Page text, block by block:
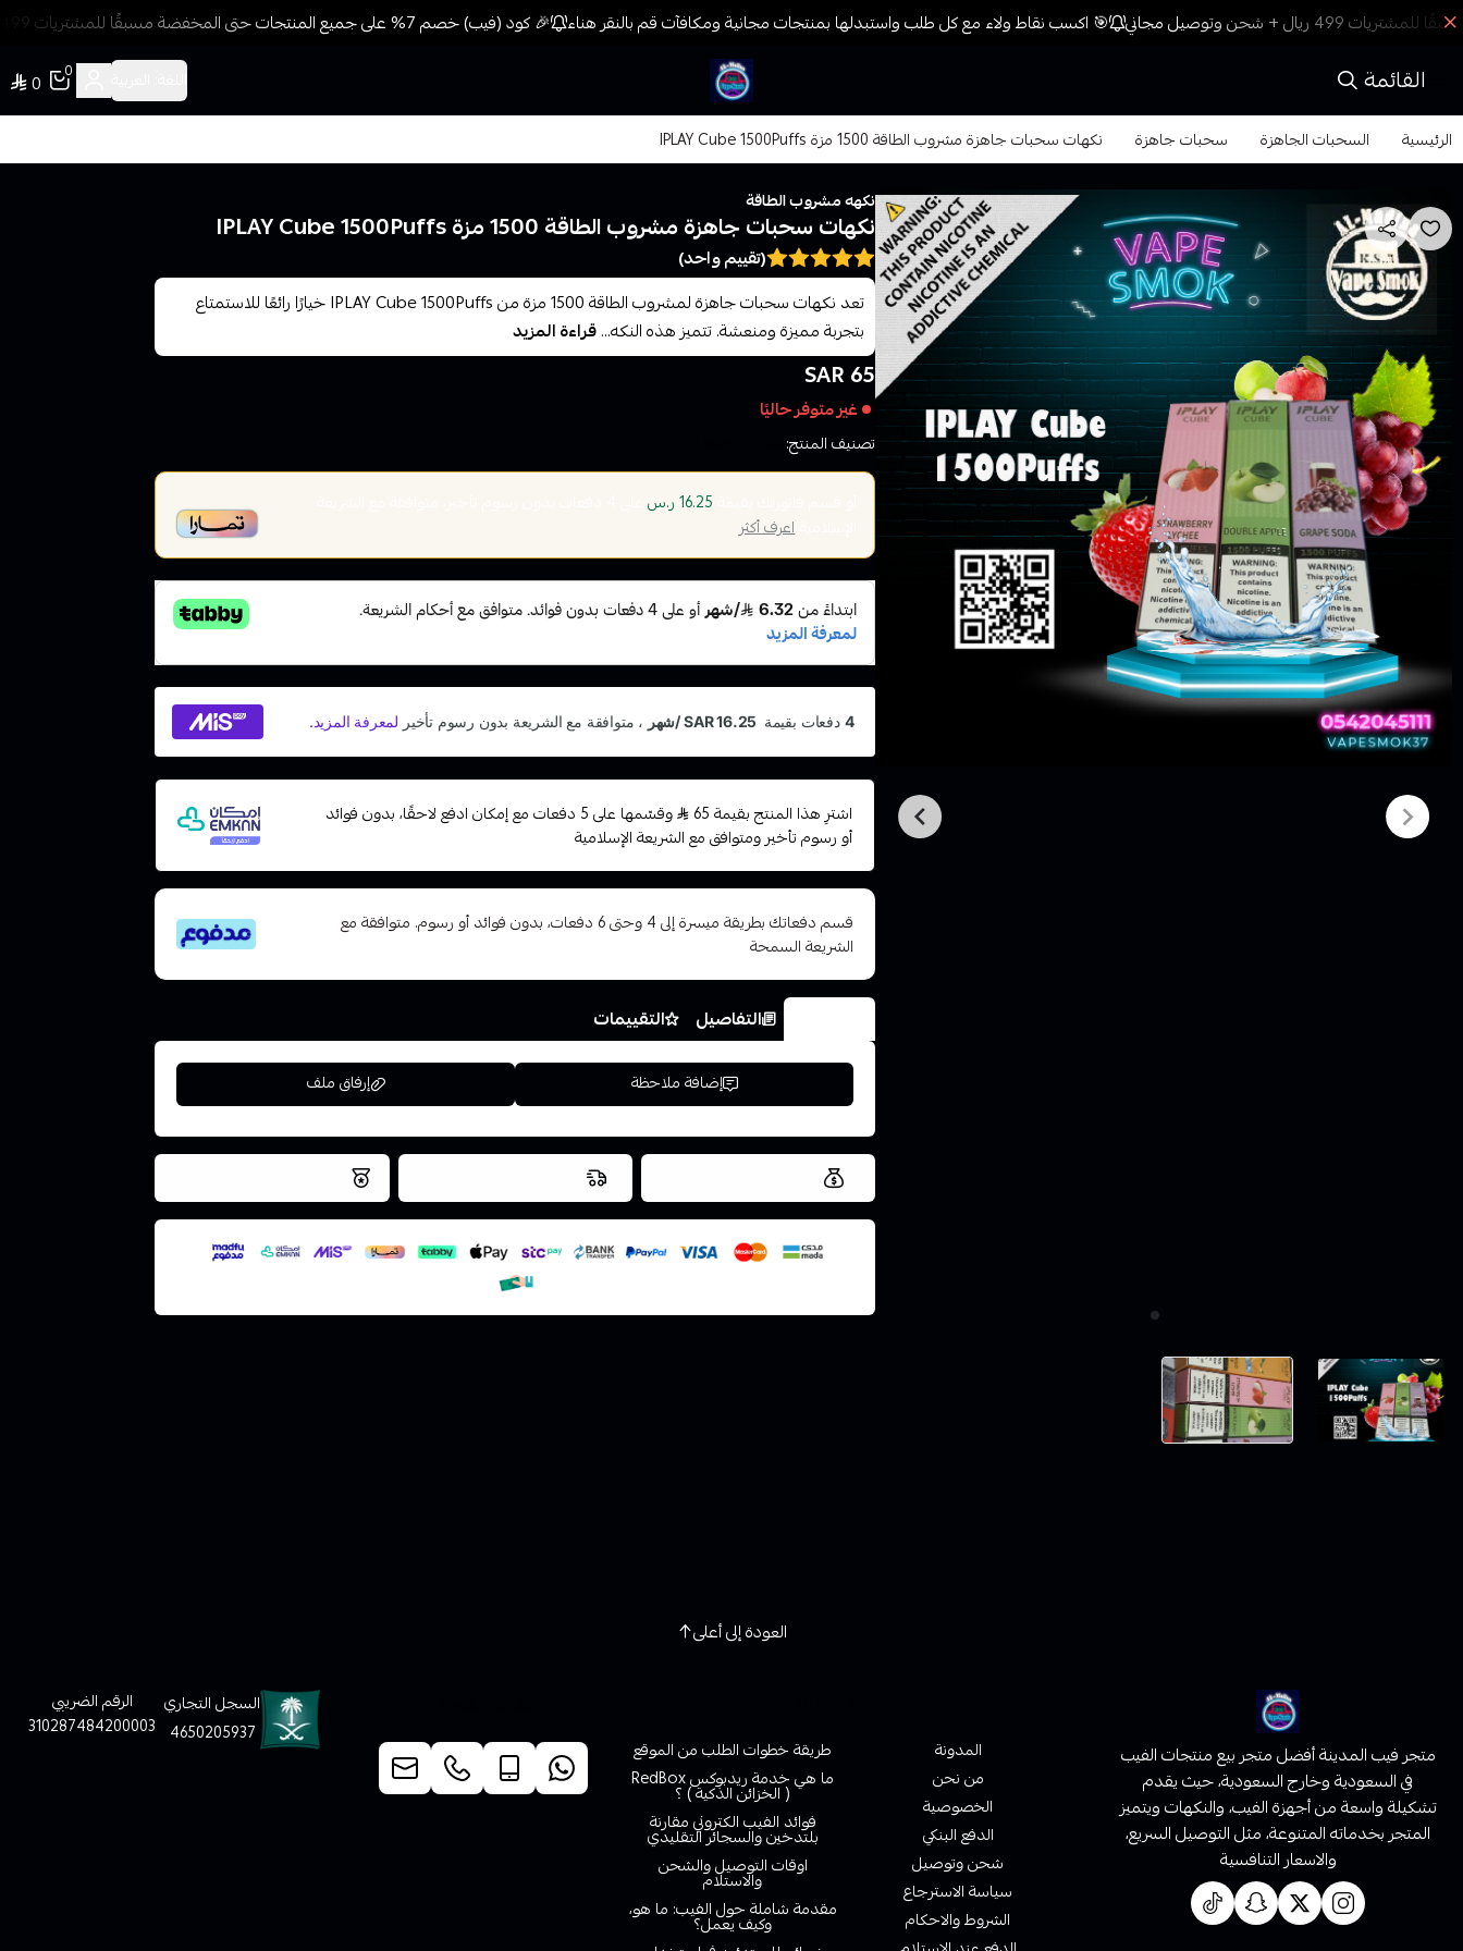
🎯 اكسب نقاط ولاء مع كل طلب واستبدلها بمنتجات مجانية ومكافآت قم بالنقر هناء 🎉 كود (فيب) خصم 7% على جميع المنتجات حتى المخفضة مسبقًا للمشتريات 499 ريال + شحن وتوصيل مجاني
القائمة فيب المدينة
0
0
الرئيسية السحبات الجاهزة سحبات جاهزة نكهات سحبات جاهزة مشروب الطاقة 1500 مزة IPLAY Cube 1500Puffs
نكهه مشروب الطاقة
نكهات سحبات جاهزة مشروب الطاقة 1500 مزة IPLAY Cube 1500Puffs
(تقييم واحد)
تعد نكهات سحبات جاهزة لمشروب الطاقة 1500 مزة من IPLAY Cube 1500Puffs خيارًا رائعًا للاستمتاع
بتجربة مميزة ومنعشة. تتميز هذه النكه...قراءة المزيد
65 SAR
غير متوفر حاليًا
تصنيف المنتج:
16.25 ر.س على
الإسلاميةاعرف أكثر
اشترِ هذا المنتج بقيمة 65
وقسّمها على 5 دفعات مع إمكان ادفع لاحقًا، بدون فوائد
أو رسوم تأخير ومتوافق مع الشريعة الإسلامية
قسم دفعاتك بطريقة ميسرة إلى 4 وحتى 6 دفعات، بدون فوائد أو رسوم. متوافقة مع
الشريعة السمحة
التفاصيل التقييمات
إضافة ملاحظة إرفاق ملف
اسحب و افلت الملف هنا
استعراض
العروض والشحن مجاني نتميز بلجودة والتخزين الامن
العودة إلى أعلى
متجر فيب المدينة أفضل متجر بيع منتجات الفيب
في السعودية وخارج السعودية، حيث يقدم
تشكيلة واسعة من أجهزة الفيب، والنكهات ويتميز
المتجر بخدماته المتنوعة، مثل التوصيل السريع،
والاسعار التنافسية
المدونة
من نحن
الخصوصية
الدفع البنكي
شحن وتوصيل
سياسة الاسترجاع
الشروط والاحكام
طريقة خطوات الطلب من الموقع
ما هي خدمة ريدبوكس RedBox
( الخزائن الذكية ) ؟
فوائد الفيب الكتروني مقارنة
بلتدخين والسجائر التقليدي
اوقات التوصيل والشحن
والاستلام
مقدمة شاملة حول الفيب: ما هو،
وكيف يعمل؟
السجل التجاري
4650205937
الرقم الضريبي
310287484200003